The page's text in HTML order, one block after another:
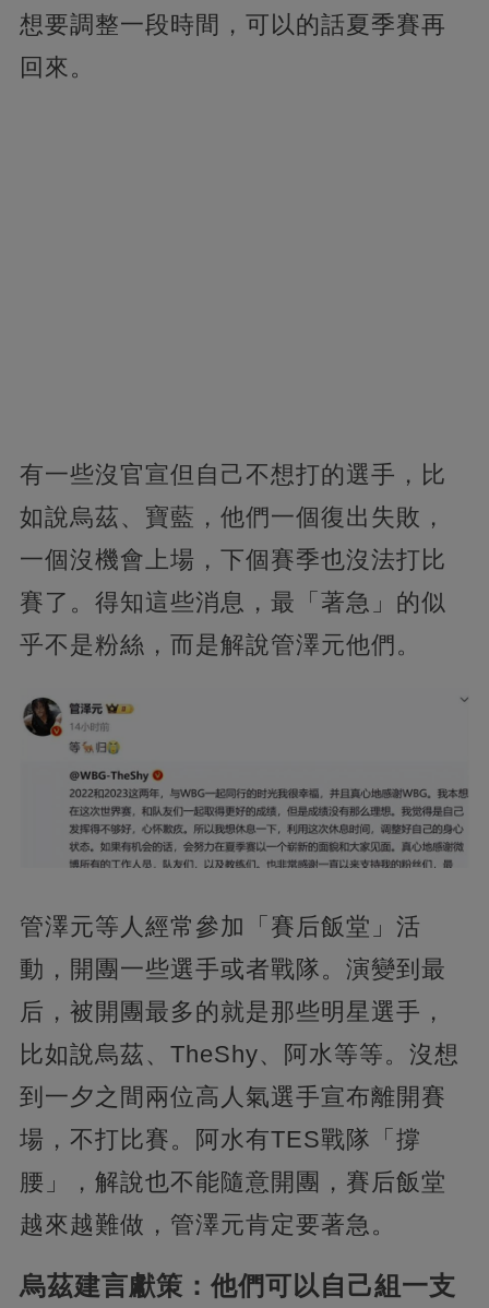
想要調整一段時間，可以的話夏季賽再
回來。
有一些沒官宣但自己不想打的選手，比
如說烏茲、寶藍，他們一個復出失敗，
一個沒機會上場，下個賽季也沒法打比
賽了。得知這些消息，最「著急」的似
乎不是粉絲，而是解說管澤元他們。
管澤元等人經常參加「賽后飯堂」活
動，開團一些選手或者戰隊。演變到最
后，被開團最多的就是那些明星選手，
比如說烏茲、TheShy、阿水等等。沒想
到一夕之間兩位高人氣選手宣布離開賽
場，不打比賽。阿水有TES戰隊「撐
腰」，解說也不能隨意開團，賽后飯堂
越來越難做，管澤元肯定要著急。
烏茲建言獻策：他們可以自己組一支